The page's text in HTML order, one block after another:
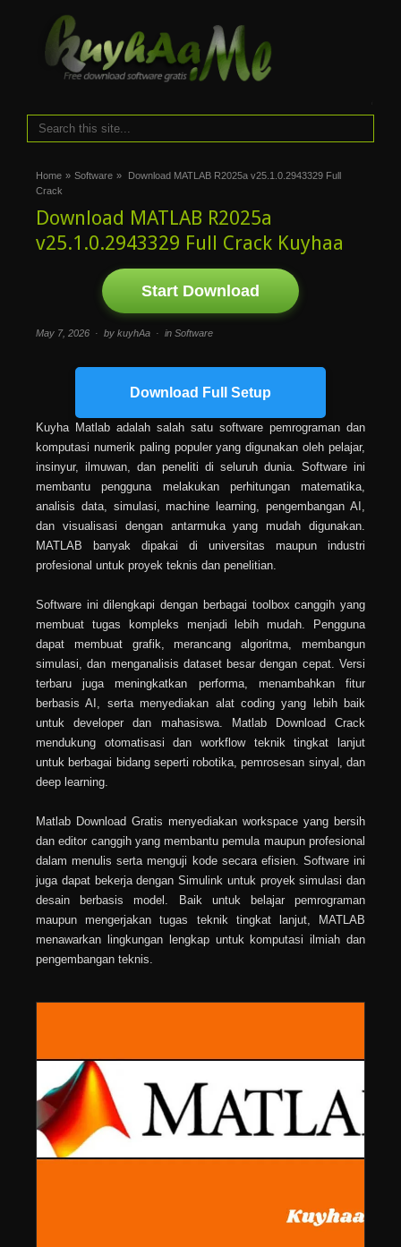
Home » Software »
Download MATLAB R2025a v25.1.0.2943329 Full
Crack
Download MATLAB R2025a
v25.1.0.2943329 Full Crack Kuyhaa
Start Download
May 7, 2026 · by kuyhAa · in Software
Download Full Setup
Kuyha Matlab adalah salah satu software pemrograman dan
komputasi numerik paling populer yang digunakan oleh pelajar,
insinyur, ilmuwan, dan peneliti di seluruh dunia. Software ini
membantu pengguna melakukan perhitungan matematika,
analisis data, simulasi, machine learning, pengembangan AI,
dan visualisasi dengan antarmuka yang mudah digunakan.
MATLAB banyak dipakai di universitas maupun industri
profesional untuk proyek teknis dan penelitian.
Software ini dilengkapi dengan berbagai toolbox canggih yang
membuat tugas kompleks menjadi lebih mudah. Pengguna
dapat membuat grafik, merancang algoritma, membangun
simulasi, dan menganalisis dataset besar dengan cepat. Versi
terbaru juga meningkatkan performa, menambahkan fitur
berbasis AI, serta menyediakan alat coding yang lebih baik
untuk developer dan mahasiswa. Matlab Download Crack
mendukung otomatisasi dan workflow teknik tingkat lanjut
untuk berbagai bidang seperti robotika, pemrosesan sinyal, dan
deep learning.
Matlab Download Gratis menyediakan workspace yang bersih
dan editor canggih yang membantu pemula maupun profesional
dalam menulis serta menguji kode secara efisien. Software ini
juga dapat bekerja dengan Simulink untuk proyek simulasi dan
desain berbasis model. Baik untuk belajar pemrograman
maupun mengerjakan tugas teknik tingkat lanjut, MATLAB
menawarkan lingkungan lengkap untuk komputasi ilmiah dan
pengembangan teknis.